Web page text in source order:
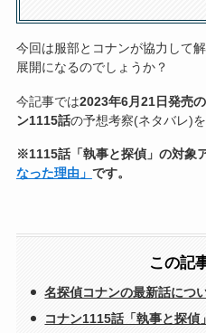
今回は服部とコナンが協力して
展開になるのでしょうか？
今記事では2023年6月21日発売
ン1115話の予想考察(ネタバレ)
※1115話「執事と探偵」の対象
なった理由」 です。
この記
名探偵コナンの最新話につ
コナン1115話「執事と探偵